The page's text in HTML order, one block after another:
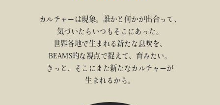
カルチャーは現象。誰かと何かが出合って、
気づいたらいつもそこにあった。
世界各地で生まれる新たな息吹を、
BEAMS的な視点で捉えて、育みたい。
きっと、そこにまた新たなカルチャーが
生まれるから。